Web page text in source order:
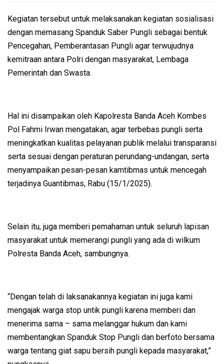
Kegiatan tersebut untuk melaksanakan kegiatan sosialisasi
dengan memasang Spanduk Saber Pungli sebagai bentuk
Pencegahan, Pemberantasan Pungli agar terwujudnya
kemitraan antara Polri dengan masyarakat, Lembaga
Pemerintah dan Swasta.
Hal ini disampaikan oleh Kapolresta Banda Aceh Kombes
Pol Fahmi Irwan mengatakan, agar terbebas pungli serta
meningkatkan kualitas pelayanan publik melalui transparansi
serta sesuai dengan peraturan perundang-undangan, serta
menyampaikan pesan-pesan kamtibmas untuk mencegah
terjadinya Guantibmas, Rabu (15/1/2025).
Selain itu, juga memberi pemahaman untuk seluruh lapisan
masyarakat untuk memerangi pungli yang ada di wilkum
Polresta Banda Aceh, sambungnya.
“Dengan telah di laksanakannya kegiatan ini juga kami
mengajak warga stop untik pungli karena memberi dan
menerima sama – sama melanggar hukum dan kami
membentangkan Spanduk Stop Pungli dan berfoto bersama
warga tentang giat sapu bersih pungli kepada masyarakat,”